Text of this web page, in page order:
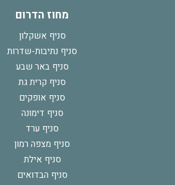
מחוז הדרום
סניף אשקלון
סניף נתיבות-שדרות
סניף באר שבע
סניף קרית גת
סניף אופקים
סניף דימונה
סניף ערד
סניף מצפה רמון
סניף אילת
סניף הבדואים